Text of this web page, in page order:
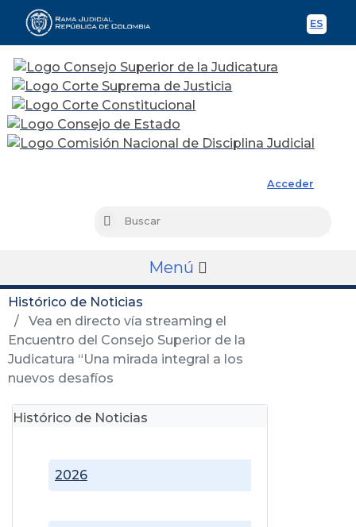
ES
Acceder
Buscar
Menú
Histórico de Noticias
Vea en directo vía streaming el
Encuentro del Consejo Superior de la
Judicatura “Una mirada integral a los
nuevos desafíos
Histórico de Noticias
2026